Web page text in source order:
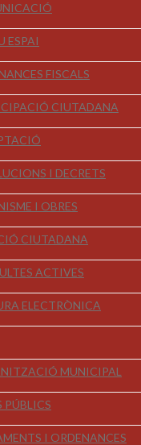
ESPAI
FISCALS
CIUTADANA
I DECRETS
I OBRES
CIUTADANA
ACTIVES
ELECTRÒNICA
MUNICIPAL
PÚBLICS
I ORDENANCES